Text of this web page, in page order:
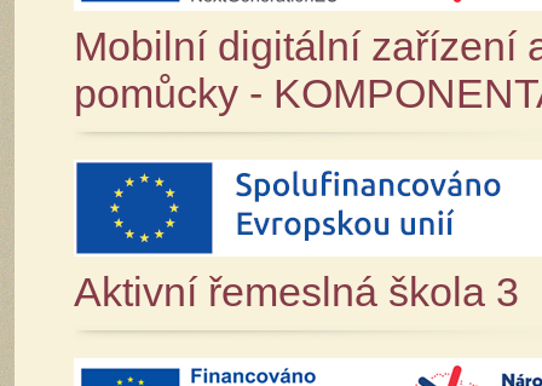
Mobilní digitální zařízení
pomůcky -
Aktivní řemeslná škola 3